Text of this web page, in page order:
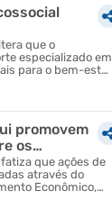
que o
especializado em
para o bem-estar
promovem
os
que ações de
através do
Econômico,